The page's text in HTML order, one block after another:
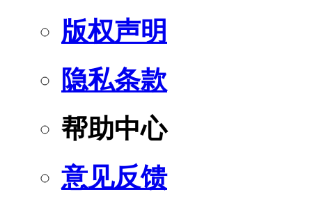
版权声明
隐私条款
帮助中心
意见反馈